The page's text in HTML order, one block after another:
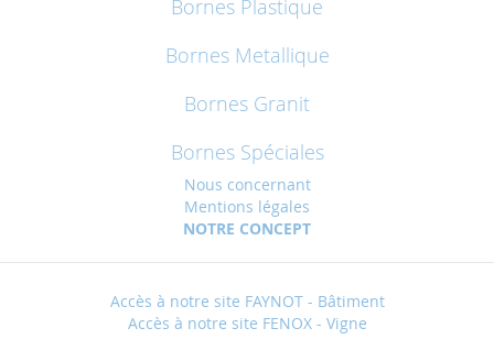
Bornes Plastique
Bornes Metallique
Bornes Granit
Bornes Spéciales
Nous concernant
Mentions légales
NOTRE CONCEPT
Accès à notre site FAYNOT - Bâtiment
Accès à notre site FENOX - Vigne